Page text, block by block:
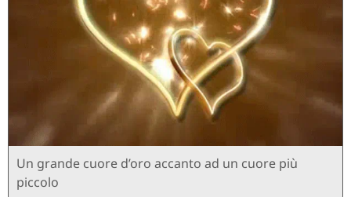
Un grande cuore d’oro accanto ad un cuore più
piccolo